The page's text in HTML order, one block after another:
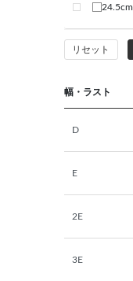
24.5cm
リセット
幅・ラスト
D
E
2E
3E